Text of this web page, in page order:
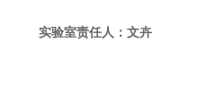
实验室责任人：文卉